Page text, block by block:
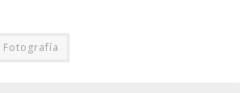
Fotografía